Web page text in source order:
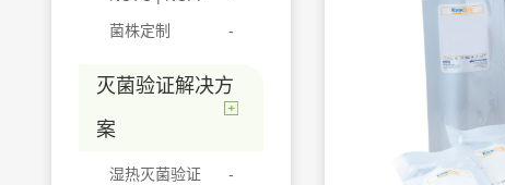
菌株定制
灭菌验证解决方
案
湿热灭菌验证